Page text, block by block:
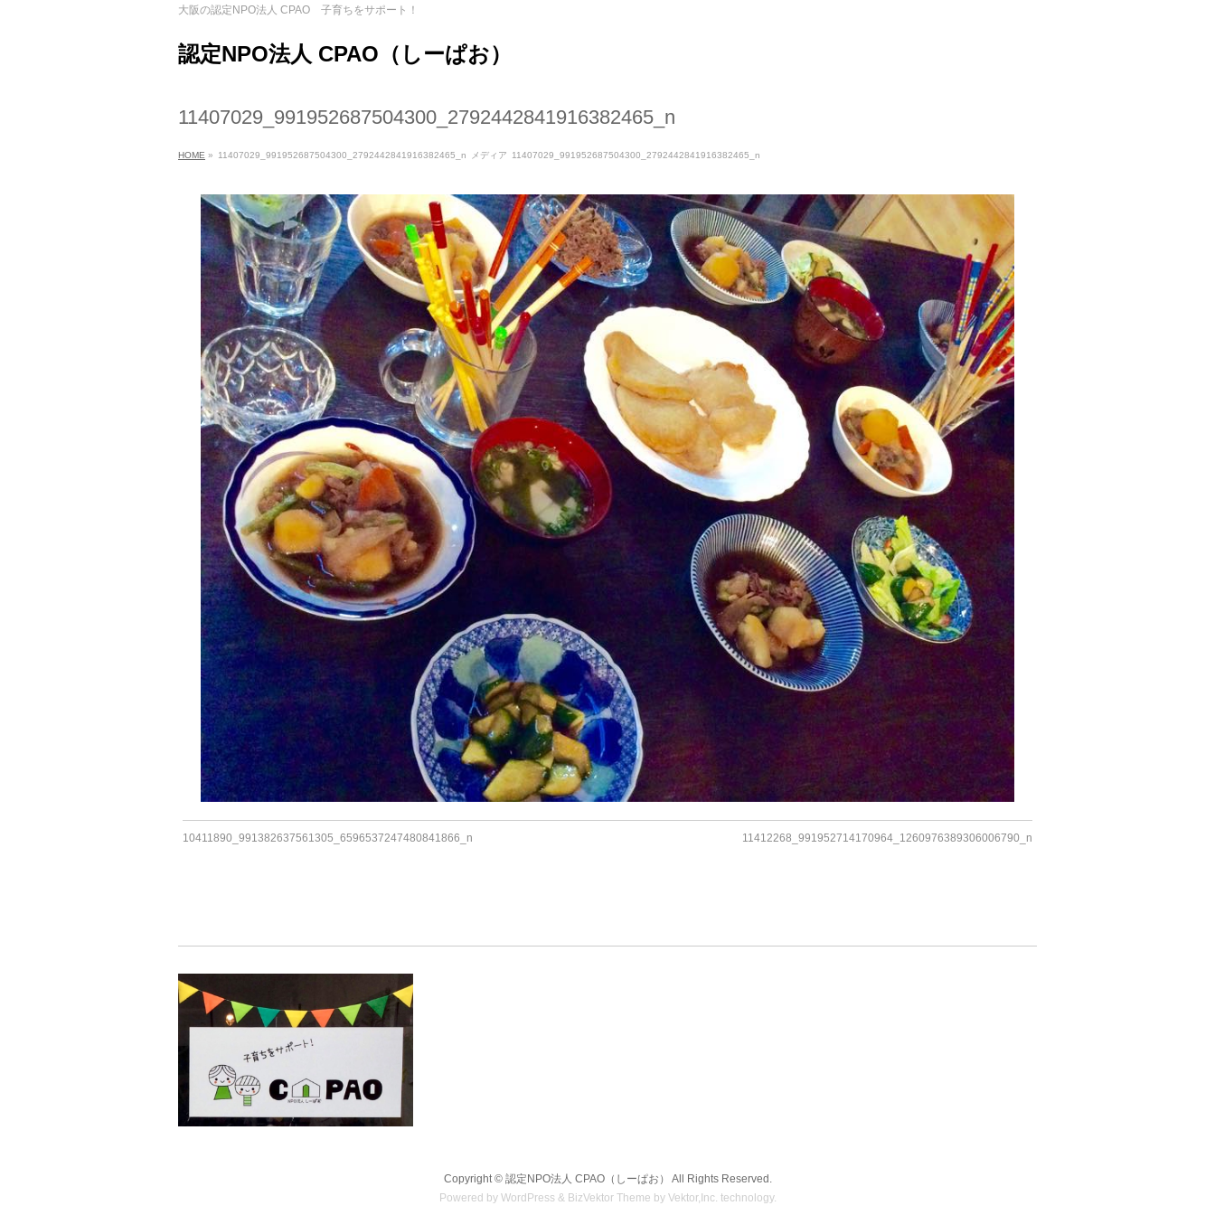
大阪の認定NPO法人 CPAO 子育ちをサポート！
認定NPO法人 CPAO（しーぱお）
11407029_991952687504300_2792442841916382465_n
HOME » 11407029_991952687504300_2792442841916382465_n メディア 11407029_991952687504300_2792442841916382465_n
10411890_991382637561305_6596537247480841866_n 11412268_991952714170964_1260976389306006790_n
Copyright © 認定NPO法人 CPAO（しーぱお）
All Rights Reserved.
Powered by WordPress & BizVektor Theme by Vektor,Inc. technology.